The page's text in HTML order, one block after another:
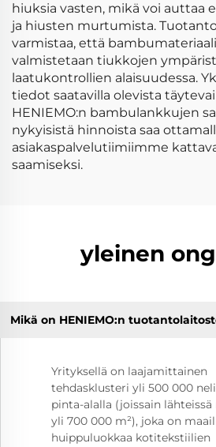
hiuksia vasten, mikä voi auttaa
ja hiusten murtumista.
varmistaa, että
valmistetaan tiukkojen
laatukontrollien alaisuudessa.
tiedot saatavilla olevista
HENIEMO:n bambulankkujen
nykyisistä hinnoista saa
asiakaspalvelutiimiimme
saamiseksi.
yleinen
Mikä on HENIEMO:n
Yrityksellä on laajamittainen
tehdasklusteri yli 500 000
pinta-alalla (joissain
yli 700 000 m²), joka on
huippuluokkaa kotitekstiilien